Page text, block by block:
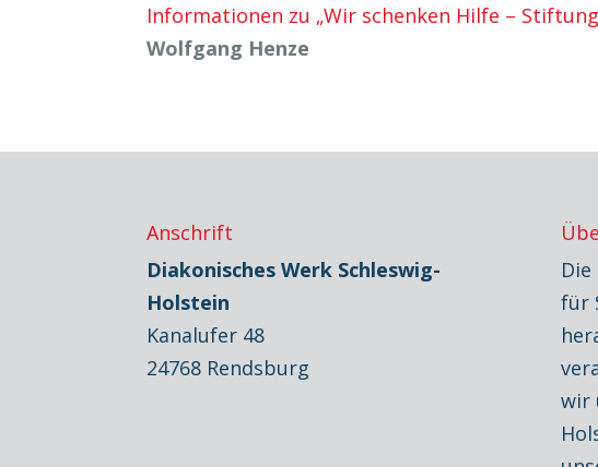
Informationen zu „Wir schenken Hilfe –
Wolfgang Henze
Anschrift
Diakonisches Werk Schleswig-
Holstein
Kanalufer 48
24768 Rendsburg
für
wir